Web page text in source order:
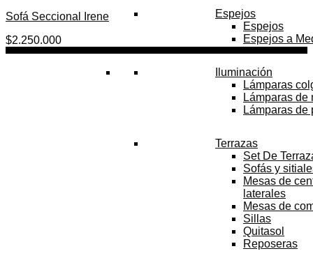
Espejos
Espejos
Espejos a
Iluminación
Lámparas
Lámparas de
Lámparas de
Terrazas
Set De
Sofás y
Mesas de
laterales
Mesas de
Sillas
Quitasol
Reposeras
Sofá Seccional Irene
$2.250.000